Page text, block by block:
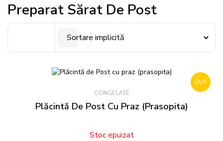
Preparat Sărat De Post
OUT
CONGELATE
Plăcintă De Post Cu Praz (prasopita)
Stoc epuizat